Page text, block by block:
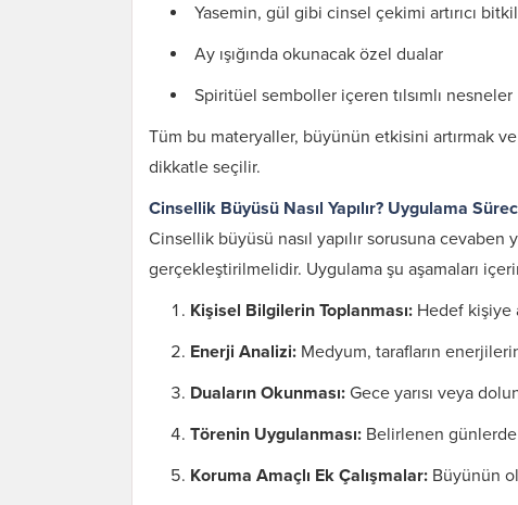
Yasemin, gül gibi cinsel çekimi artırıcı
Ay ışığında okunacak özel dualar
Spiritüel semboller içeren tılsımlı nesneler
Tüm bu materyaller, büyünün etkisini artırmak
dikkatle seçilir.
Cinsellik Büyüsü Nasıl Yapılır? Uygulama
Cinsellik büyüsü nasıl yapılır sorusuna
gerçekleştirilmelidir. Uygulama şu aşamaları
Kişisel Bilgilerin Toplanması: Hedef kişiye
Enerji Analizi: Medyum, tarafların
Duaların Okunması: Gece yarısı veya
Törenin Uygulanması: Belirlenen günlerde
Koruma Amaçlı Ek Çalışmalar: Büyünün